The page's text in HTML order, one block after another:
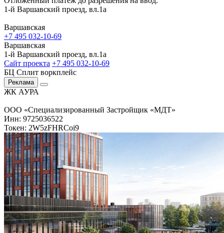
1-й Варшавский проезд, вл.1а
Варшавская
+7 495 032-10-69
Варшавская
1-й Варшавский проезд, вл.1а
Сайт проекта +7 495 032-10-69
БЦ Сплит воркплейс
Реклама
ЖК АУРА
ООО «Специализированный Застройщик «МДТ»
Инн: 9725036522
Токен: 2W5zFHRCoi9